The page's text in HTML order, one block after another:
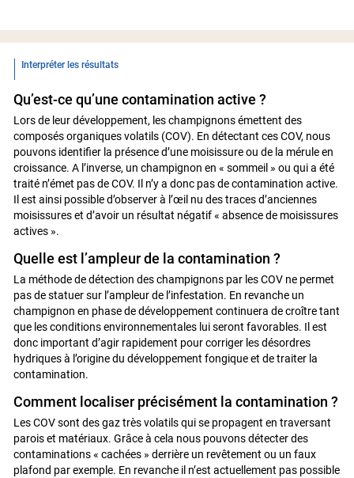
Interpréter les résultats
Qu’est-ce qu’une contamination active ?
Lors de leur développement, les champignons émettent des
composés organiques volatils (COV). En détectant ces COV, nous
pouvons identifier la présence d’une moisissure ou de la mérule en
croissance. A l’inverse, un champignon en « sommeil » ou qui a été
traité n’émet pas de COV. Il n’y a donc pas de contamination active.
Il est ainsi possible d’observer à l’œil nu des traces d’anciennes
moisissures et d’avoir un résultat négatif « absence de moisissures
actives ».
Quelle est l’ampleur de la contamination ?
La méthode de détection des champignons par les COV ne permet
pas de statuer sur l’ampleur de l’infestation. En revanche un
champignon en phase de développement continuera de croître tant
que les conditions environnementales lui seront favorables. Il est
donc important d’agir rapidement pour corriger les désordres
hydriques à l’origine du développement fongique et de traiter la
contamination.
Comment localiser précisément la contamination ?
Les COV sont des gaz très volatils qui se propagent en traversant
parois et matériaux. Grâce à cela nous pouvons détecter des
contaminations « cachées » derrière un revêtement ou un faux
plafond par exemple. En revanche il n’est actuellement pas possible